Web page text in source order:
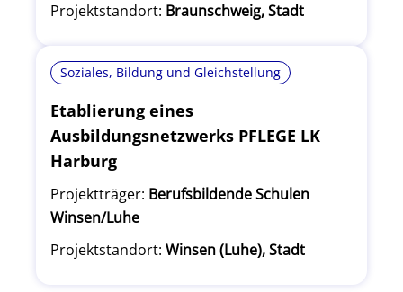
Projektstandort: Braunschweig, Stadt
Soziales, Bildung und Gleichstellung
Etablierung eines
Ausbildungsnetzwerks PFLEGE LK
Harburg
Projektträger: Berufsbildende Schulen
Winsen/Luhe
Projektstandort: Winsen (Luhe), Stadt